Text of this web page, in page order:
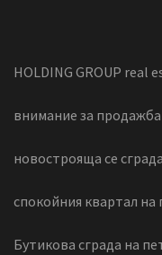
HOLDING GROUP real
внимание за
новострояща се
спокойния квартал на
Бутикова сграда на